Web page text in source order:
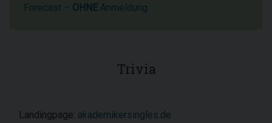
Forecast – OHNE Anmeldung.
Trivia
Landingpage: akademikersingles.de